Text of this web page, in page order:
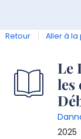
Retour Aller à
Détail
Le
les
2025